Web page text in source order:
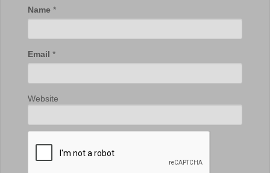
Name *
Email *
Website